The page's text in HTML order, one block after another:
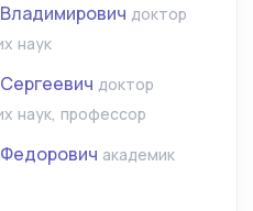
доктор
наук
доктор
наук, профессор
академик